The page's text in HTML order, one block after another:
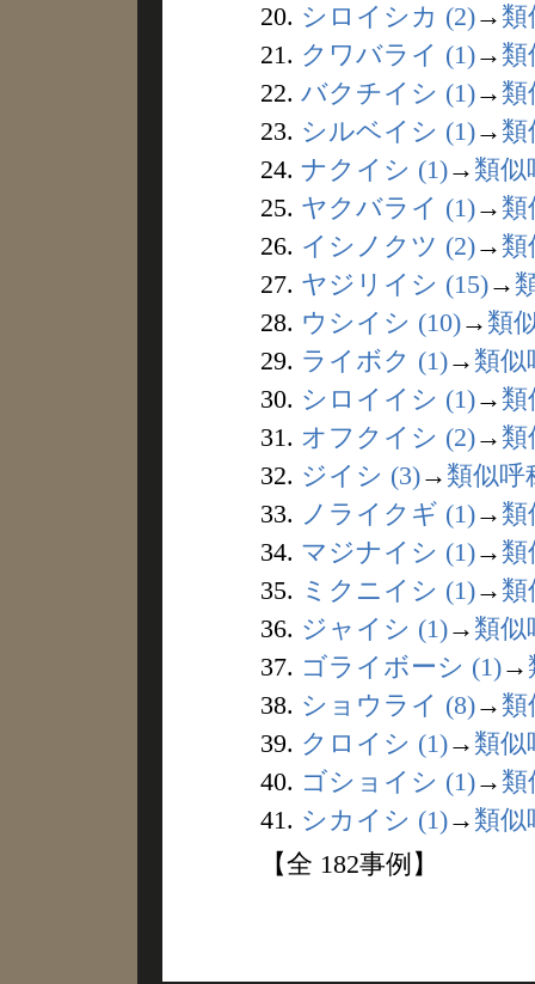
20. シロイシカ (2)→ 類
21. クワバライ (1)→ 類
22. バクチイシ (1)→ 類
23. シルベイシ (1)→ 類
24. ナクイシ (1)→ 類似
25. ヤクバライ (1)→ 類
26. イシノクツ (2)→ 類
27. ヤジリイシ (15)→
28. ウシイシ (10)→ 類
29. ライボク (1)→ 類似
30. シロイイシ (1)→ 類
31. オフクイシ (2)→ 類
32. ジイシ (3)→ 類似呼
33. ノライクギ (1)→ 類
34. マジナイシ (1)→ 類
35. ミクニイシ (1)→ 類
36. ジャイシ (1)→ 類似
37. ゴライボーシ (1)→
38. ショウライ (8)→ 類
39. クロイシ (1)→ 類似
40. ゴショイシ (1)→ 類
41. シカイシ (1)→ 類似
【全 182事例】